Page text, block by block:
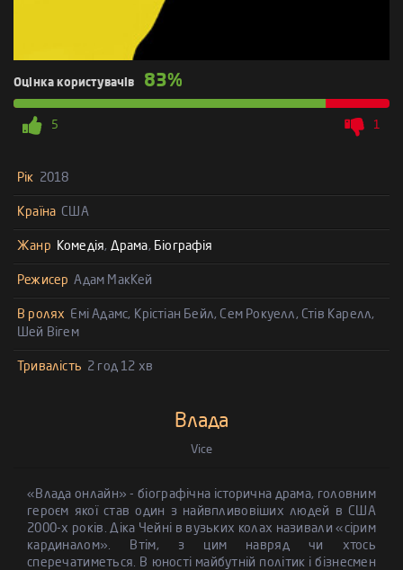
Оцінка користувачів 83%
5 1
Рік 2018
Країна США
Жанр Комедія, Драма, Біографія
Режисер Адам МакКей
В ролях Емі Адамс, Крістіан Бейл, Сем Рокуелл, Стів Карелл,
Шей Вігем
Тривалість 2 год 12 хв
Влада
Vice
«Влада онлайн» - біографічна історична драма, головним
героєм якої став один з найвпливовіших людей в США
2000-х років. Діка Чейні в вузьких колах називали «сірим
кардиналом». Втім, з цим навряд чи хтось
сперечатиметься. В юності майбутній політик і бізнесмен